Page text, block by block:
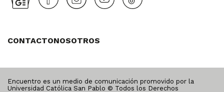
CONTACTONOSOTROS
Encuentro es un medio de comunicación promovido por la
Universidad Católica San Pablo © Todos los Derechos